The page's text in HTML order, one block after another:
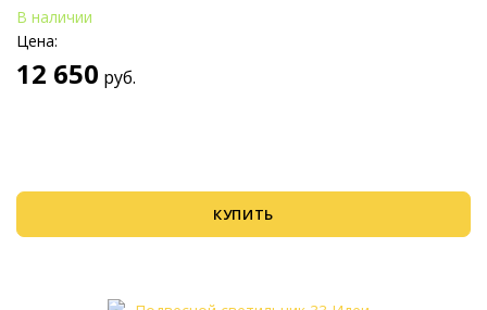
В наличии
Цена:
12 650 руб.
КУПИТЬ